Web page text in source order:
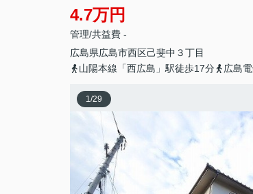
4.7万円
管理/共益費 -
広島県広島市西区己斐中 ３丁目
山陽本線「西広島」駅徒歩17分
広島
1/29